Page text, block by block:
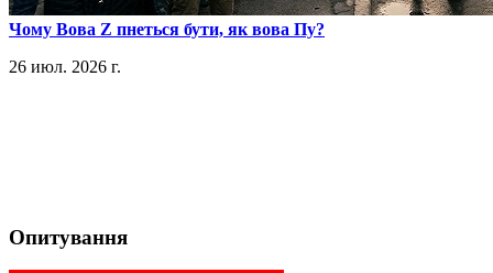
​Чому Вова Z пнеться бути, як вова Пу?
26 июл. 2026 г.
Опитування